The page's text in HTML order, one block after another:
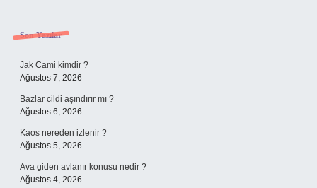
Sidebar
Son Yazılar
Jak Cami kimdir ?
Ağustos 7, 2026
Bazlar cildi aşındırır mı ?
Ağustos 6, 2026
Kaos nereden izlenir ?
Ağustos 5, 2026
Ava giden avlanır konusu nedir ?
Ağustos 4, 2026